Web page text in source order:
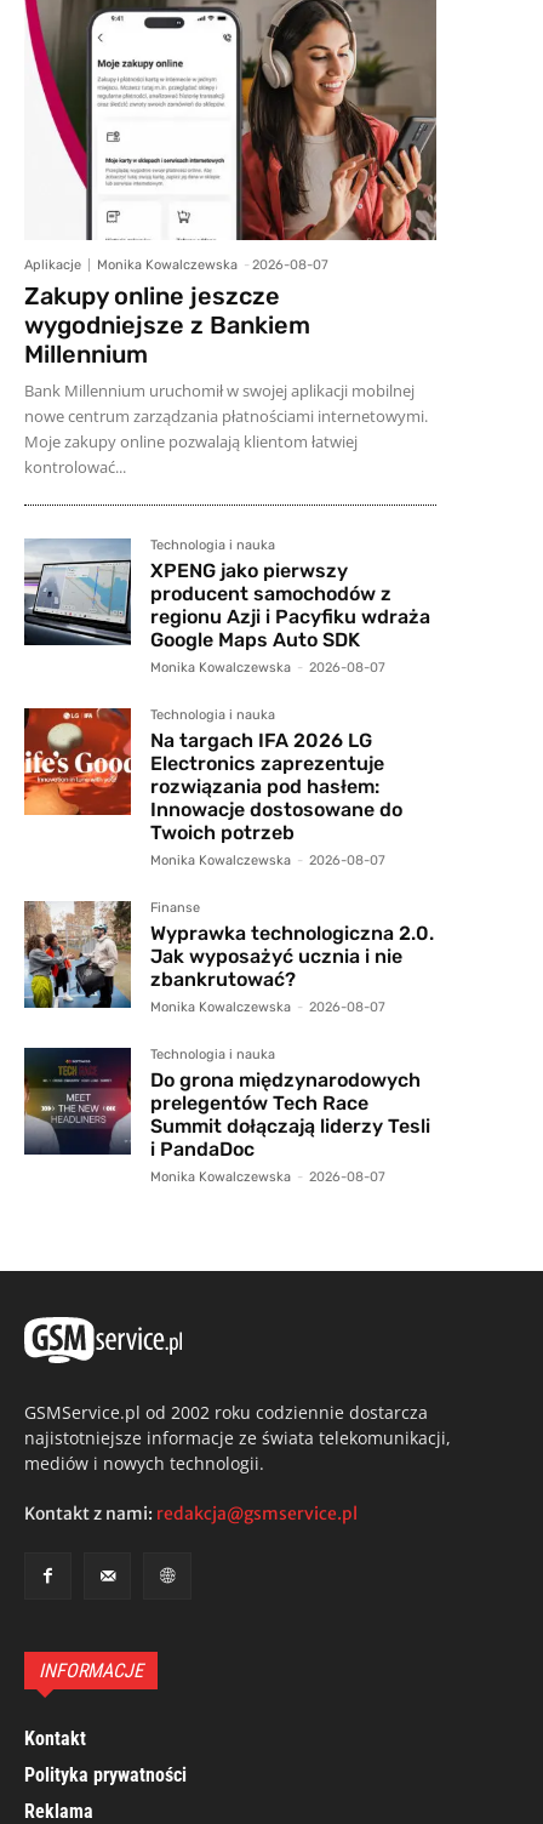
Aplikacje Monika Kowalczewska - 2026-08-07
Zakupy online jeszcze
wygodniejsze z Bankiem
Millennium
Bank Millennium uruchomił w swojej aplikacji mobilnej
nowe centrum zarządzania płatnościami internetowymi.
Moje zakupy online pozwalają klientom łatwiej
kontrolować...
Technologia i nauka
XPENG jako pierwszy
producent samochodów z
regionu Azji i Pacyfiku wdraża
Google Maps Auto SDK
Monika Kowalczewska - 2026-08-07
Technologia i nauka
Na targach IFA 2026 LG
Electronics zaprezentuje
rozwiązania pod hasłem:
Innowacje dostosowane do
Twoich potrzeb
Monika Kowalczewska - 2026-08-07
Finanse
Wyprawka technologiczna 2.0.
Jak wyposażyć ucznia i nie
zbankrutować?
Monika Kowalczewska - 2026-08-07
Technologia i nauka
Do grona międzynarodowych
prelegentów Tech Race
Summit dołączają liderzy Tesli
i PandaDoc
Monika Kowalczewska - 2026-08-07
GSMService.pl od 2002 roku codziennie dostarcza
najistotniejsze informacje ze świata telekomunikacji,
mediów i nowych technologii.
Kontakt z nami: redakcja@gsmservice.pl
INFORMACJE
Kontakt
Polityka prywatności
Reklama